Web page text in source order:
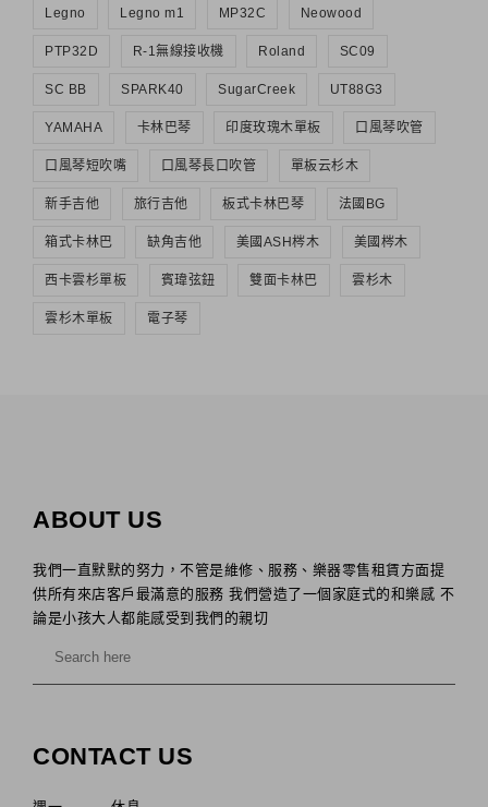
Legno Legno m1 MP32C Neowood
PTP32D R-1無線接收機 Roland SC09
SC BB SPARK40 SugarCreek UT88G3
YAMAHA 卡林巴琴 印度玫瑰木單板 口風琴吹管
口風琴短吹嘴 口風琴長口吹管 單板云杉木
新手吉他 旅行吉他 板式卡林巴琴 法國BG
箱式卡林巴 缺角吉他 美國ASH梣木 美國梣木
西卡雲杉單板 賓瑋弦鈕 雙面卡林巴 雲杉木
雲杉木單板 電子琴
ABOUT US
我們一直默默的努力，不管是維修、服務、樂器零售租賃方面提
供所有來店客戶最滿意的服務 我們營造了一個家庭式的和樂感 不
論是小孩大人都能感受到我們的親切
CONTACT US